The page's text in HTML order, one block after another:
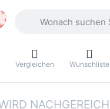
Vergleichen Wunschliste